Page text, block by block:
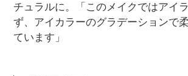
チュラルに。「このメイクではアイ
ず、アイカラーのグラデーションで
ています」